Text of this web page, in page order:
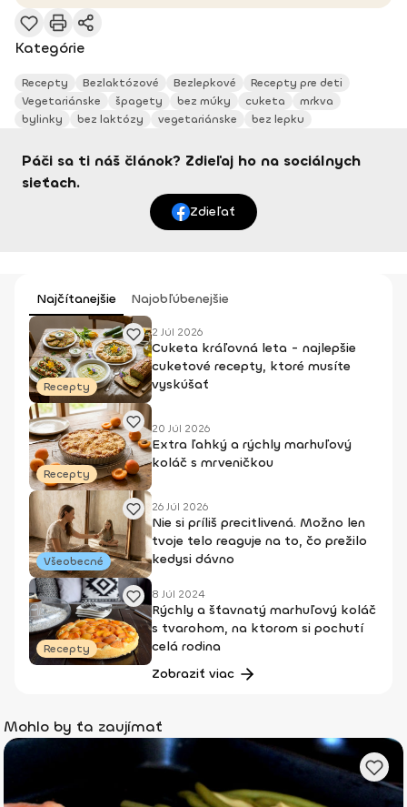
Kategórie
Recepty Bezlaktózové Bezlepkové
Recepty pre deti
Vegetariánske
špagety bez múky cuketa
mrkva
bylinky
bez laktózy vegetariánske bez lepku
Páči sa ti náš článok? Zdieľaj ho na sociálnych
sieťach.
Zdieľať
Najčítanejšie Najobľúbenejšie
Recepty
2 Júl 2026
Cuketa kráľovná leta - najlepšie
cuketové recepty, ktoré musíte
vyskúšať
Recepty
20 Júl 2026
Extra ľahký a rýchly marhuľový
koláč s mrveničkou
Všeobecné
26 Júl 2026
Nie si príliš precitlivená. Možno len
tvoje telo reaguje na to, čo prežilo
kedysi dávno
Recepty
8 Júl 2024
Rýchly a šťavnatý marhuľový koláč
s tvarohom, na ktorom si pochutí
celá rodina
Zobraziť viac
Mohlo by ťa zaujímať